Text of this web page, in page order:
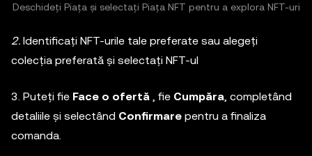
Deschideți Piața și selectați Piața NFT pentru a explora NFT-uri
2. Identificați NFT-urile tale preferate sau alegeți
colecția preferată și selectați NFT-ul
3. Puteți fie Face o ofertă , fie Cumpăra , completând
detaliile și selectând Confirmare pentru a finaliza
comanda.